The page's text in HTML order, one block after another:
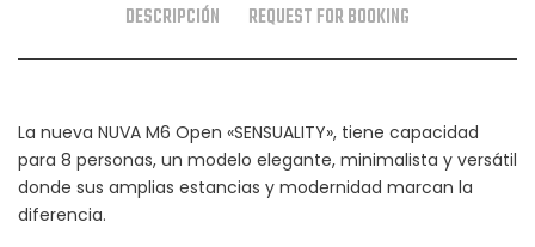
DESCRIPCIÓN REQUEST FOR BOOKING
La nueva NUVA M6 Open «SENSUALITY», tiene capacidad
para 8 personas, un modelo elegante, minimalista y versátil
donde sus amplias estancias y modernidad marcan la
diferencia.